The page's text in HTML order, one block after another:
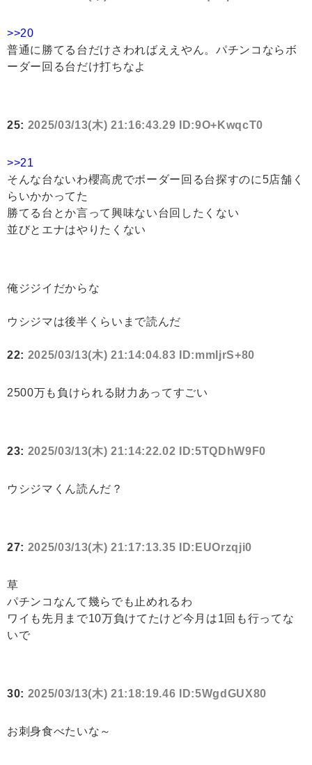
>>20
普通に勝てる台だけさわればええやん。パチンコならボ
ーダー回る台だけ打ちなよ
25: 2025/03/13(木) 21:16:43.29 ID:9O+KwqcT0
>>21
そんな台ないわ櫻高虎でボーダー回る台探すのに5店舗く
らいかかってた
勝てる台とか言って興味ない台回したくない
並びとエナはやりたくない
俺ジジイだからな
ウシジマは後半くらいまで読んだ
22: 2025/03/13(木) 21:14:04.83 ID:mmIjrS+80
2500万も負けられる財力あってすごい
23: 2025/03/13(木) 21:14:22.02 ID:5TQDhW9F0
ウシジマくん読んだ？
27: 2025/03/13(木) 21:17:13.35 ID:EUOrzqji0
草
パチンコなんて幾らでも止めれるわ
ワイも先月まで10万負けてたけど今月は1回も行ってな
いで
30: 2025/03/13(木) 21:18:19.46 ID:5WgdGUX80
お刺身食べたいな～